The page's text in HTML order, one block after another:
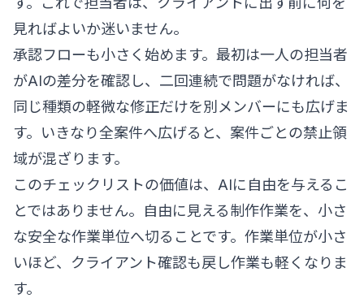
見ればよいか迷いません。
承認フローも小さく始めます。最初は一人の担当者
がAIの差分を確認し、二回連続で問題がなければ、
同じ種類の軽微な修正だけを別メンバーにも広げま
す。いきなり全案件へ広げると、案件ごとの禁止領
域が混ざります。
このチェックリストの価値は、AIに自由を与えるこ
とではありません。自由に見える制作作業を、小さ
な安全な作業単位へ切ることです。作業単位が小さ
いほど、クライアント確認も戻し作業も軽くなりま
す。